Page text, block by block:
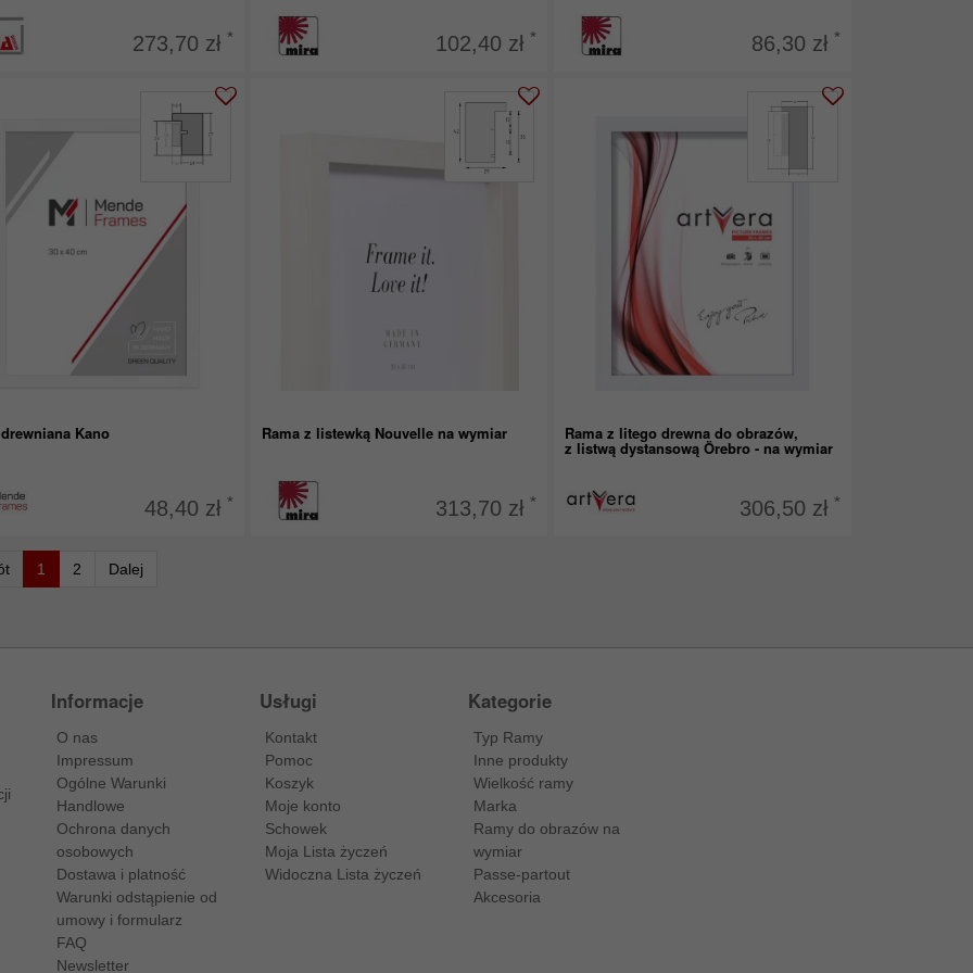
273,70 zł * 102,40 zł * 86,30 zł *
Kano
48,40 zł *
Rama z listewką Nouvelle na wymiar
313,70 zł *
Rama z litego drewna do obrazów,
z listwą dystansową Örebro - na wymiar
306,50 zł *
1 2 Dalej
Informacje
O nas
Impressum
Ogólne Warunki
Handlowe
Ochrona danych
osobowych
Dostawa i platność
Warunki odstąpienie od
umowy i formularz
FAQ
Newsletter
Usługi
Kontakt
Pomoc
Koszyk
Moje konto
Schowek
Moja Lista życzeń
Widoczna Lista życzeń
Kategorie
Typ Ramy
Inne produkty
Wielkość ramy
Marka
Ramy do obrazów na
wymiar
Passe-partout
Akcesoria